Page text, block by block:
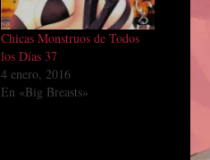
Chicas Monstruos de Todos
los Días 37
4 enero, 2016
En «Big Breasts»